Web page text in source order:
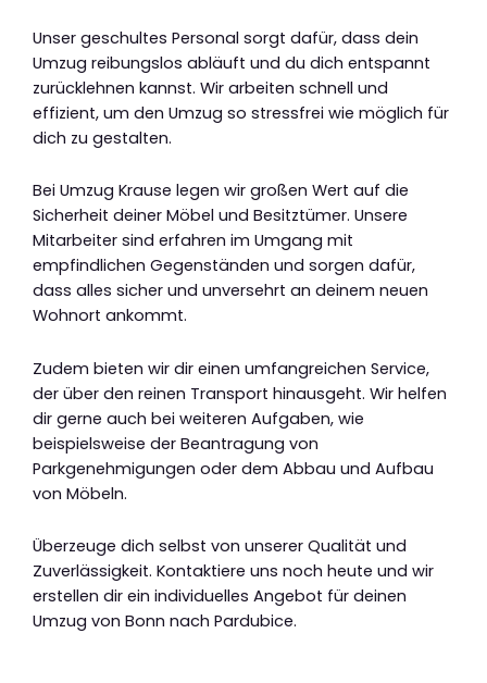
Unser geschultes Personal sorgt dafür, dass dein
Umzug reibungslos abläuft und du dich entspannt
zurücklehnen kannst. Wir arbeiten schnell und
effizient, um den Umzug so stressfrei wie möglich für
dich zu gestalten.
Bei Umzug Krause legen wir großen Wert auf die
Sicherheit deiner Möbel und Besitztümer. Unsere
Mitarbeiter sind erfahren im Umgang mit
empfindlichen Gegenständen und sorgen dafür,
dass alles sicher und unversehrt an deinem neuen
Wohnort ankommt.
Zudem bieten wir dir einen umfangreichen Service,
der über den reinen Transport hinausgeht. Wir helfen
dir gerne auch bei weiteren Aufgaben, wie
beispielsweise der Beantragung von
Parkgenehmigungen oder dem Abbau und Aufbau
von Möbeln.
Überzeuge dich selbst von unserer Qualität und
Zuverlässigkeit. Kontaktiere uns noch heute und wir
erstellen dir ein individuelles Angebot für deinen
Umzug von Bonn nach Pardubice.